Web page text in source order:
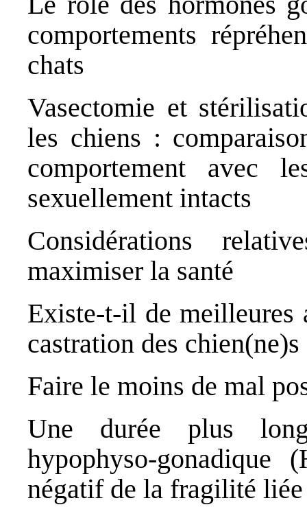
comportements
chats
Vasectomie et
les chiens :
comportement avec
sexuellement intacts
Considérations
maximiser la santé
Existe-t-il de meilleures
castration des chien(ne)s
Faire le moins de mal
Une durée plus
hypophyso-gonadique
négatif de la fragilité